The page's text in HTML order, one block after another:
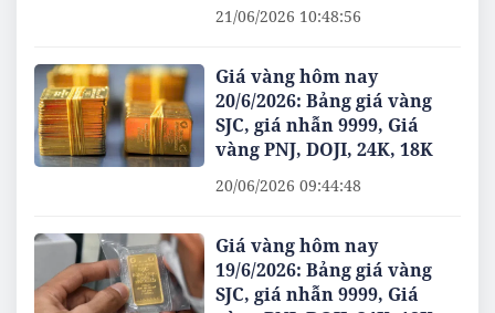
21/06/2026 10:48:56
Giá vàng hôm nay
20/6/2026: Bảng giá vàng
SJC, giá nhẫn 9999, Giá
vàng PNJ, DOJI, 24K, 18K
20/06/2026 09:44:48
Giá vàng hôm nay
19/6/2026: Bảng giá vàng
SJC, giá nhẫn 9999, Giá